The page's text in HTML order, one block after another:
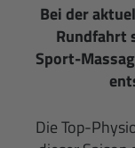
Bei der
Rundfahrt
Sport-
Die Top-